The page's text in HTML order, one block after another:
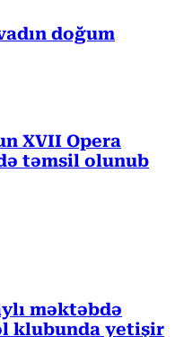
doğum
XVII Opera
təmsil olunub
məktəbdə
klubunda yetişir